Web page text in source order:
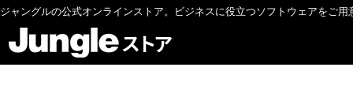
ジャングルの公式オンラインストア。ビジネスに役立つソフトウェアをご用